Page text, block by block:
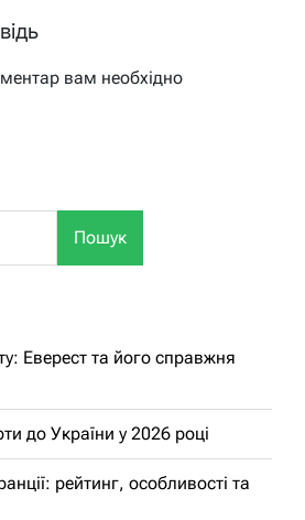
вам необхідно
Пошук
Еверест та його справжня
до України у 2026 році
рейтинг, особливості та